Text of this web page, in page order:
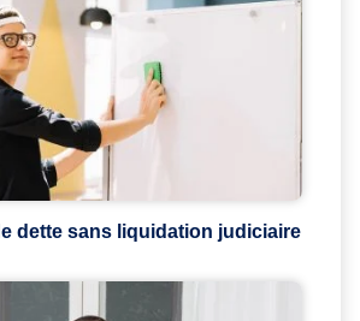
dette sans liquidation judiciaire